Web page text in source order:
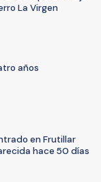
La Virgen
años
en Frutillar
hace 50 días